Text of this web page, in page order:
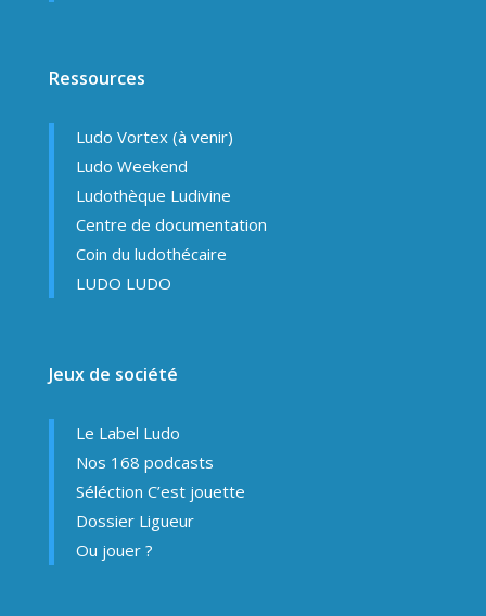
Ressources
Ludo Vortex (à venir)
Ludo Weekend
Ludothèque Ludivine
Centre de documentation
Coin du ludothécaire
LUDO LUDO
Jeux de société
Le Label Ludo
Nos 168 podcasts
Séléction C’est jouette
Dossier Ligueur
Ou jouer ?